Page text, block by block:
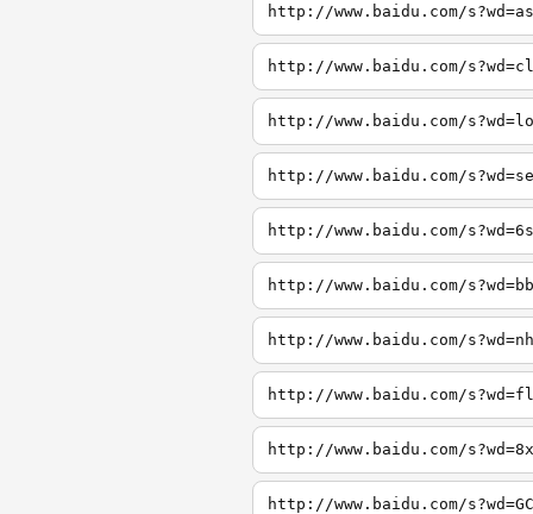
http://www.baidu.com/
http://www.baidu.com/
http://www.baidu.com/
http://www.baidu.com/
http://www.baidu.com/
http://www.baidu.com/
http://www.baidu.com/
http://www.baidu.com/
http://www.baidu.com/
http://www.baidu.com/